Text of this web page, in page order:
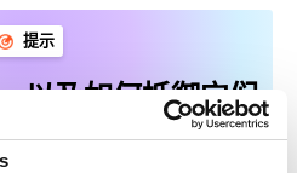
提示
以及如何抵御它们
和泛洪攻击威胁着手机用户。